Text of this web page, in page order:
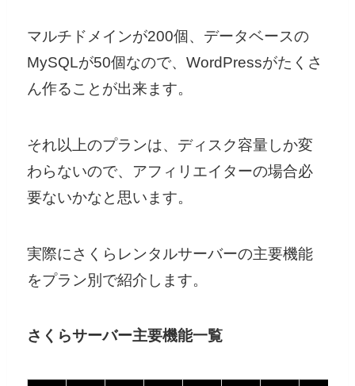
マルチドメインが200個、データベースの
MySQLが50個なので、WordPressがたくさ
ん作ることが出来ます。
それ以上のプランは、ディスク容量しか変
わらないので、アフィリエイターの場合必
要ないかなと思います。
実際にさくらレンタルサーバーの主要機能
をプラン別で紹介します。
さくらサーバー主要機能一覧